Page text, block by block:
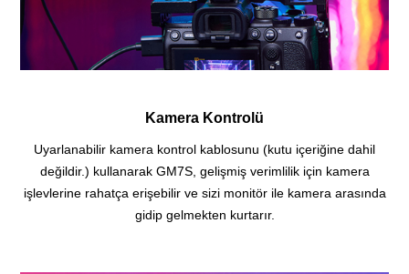
Kamera Kontrolü
Uyarlanabilir kamera kontrol kablosunu (kutu içeriğine dahil
değildir.) kullanarak GM7S, gelişmiş verimlilik için kamera
işlevlerine rahatça erişebilir ve sizi monitör ile kamera arasında
gidip gelmekten kurtarır.